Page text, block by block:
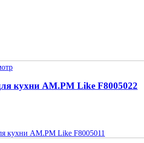
кухни AM.PM Like F8005022